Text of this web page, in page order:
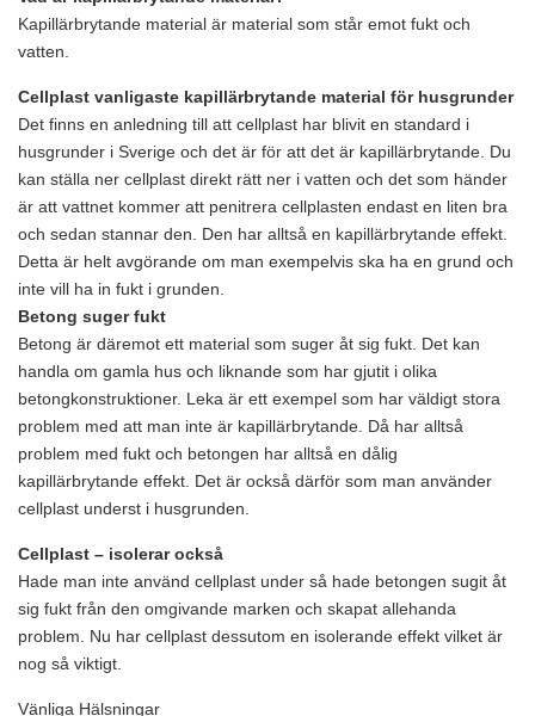
Kapillärbrytande material är material som står emot fukt och
vatten.
Cellplast vanligaste kapillärbrytande material för husgrunder
Det finns en anledning till att cellplast har blivit en standard i
husgrunder i Sverige och det är för att det är kapillärbrytande. Du
kan ställa ner cellplast direkt rätt ner i vatten och det som händer
är att vattnet kommer att penitrera cellplasten endast en liten bra
och sedan stannar den. Den har alltså en kapillärbrytande effekt.
Detta är helt avgörande om man exempelvis ska ha en grund och
inte vill ha in fukt i grunden.
Betong suger fukt
Betong är däremot ett material som suger åt sig fukt. Det kan
handla om gamla hus och liknande som har gjutit i olika
betongkonstruktioner. Leka är ett exempel som har väldigt stora
problem med att man inte är kapillärbrytande. Då har alltså
problem med fukt och betongen har alltså en dålig
kapillärbrytande effekt. Det är också därför som man använder
cellplast underst i husgrunden.
Cellplast – isolerar också
Hade man inte använd cellplast under så hade betongen sugit åt
sig fukt från den omgivande marken och skapat allehanda
problem. Nu har cellplast dessutom en isolerande effekt vilket är
nog så viktigt.
Vänliga Hälsningar